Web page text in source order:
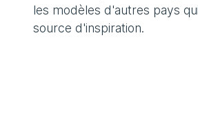
les modèles d'autres pays
source d'inspiration.